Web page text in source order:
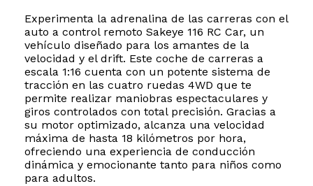
Experimenta la adrenalina de las carreras con el
auto a control remoto Sakeye 116 RC Car, un
vehículo diseñado para los amantes de la
velocidad y el drift. Este coche de carreras a
escala 1:16 cuenta con un potente sistema de
tracción en las cuatro ruedas 4WD que te
permite realizar maniobras espectaculares y
giros controlados con total precisión. Gracias a
su motor optimizado, alcanza una velocidad
máxima de hasta 18 kilómetros por hora,
ofreciendo una experiencia de conducción
dinámica y emocionante tanto para niños como
para adultos.